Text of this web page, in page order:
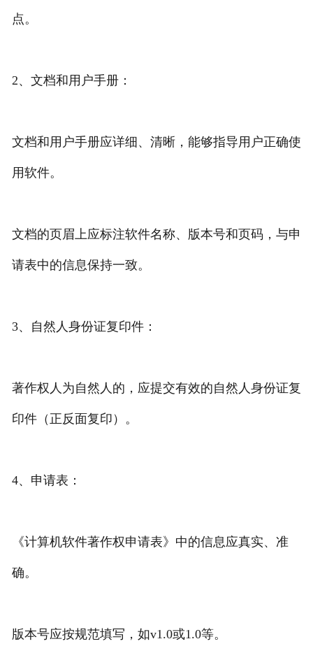
点。
2、文档和用户手册：
文档和用户手册应详细、清晰，能够指导用户正确使
用软件。
文档的页眉上应标注软件名称、版本号和页码，与申
请表中的信息保持一致。
3、自然人身份证复印件：
著作权人为自然人的，应提交有效的自然人身份证复
印件（正反面复印）。
4、申请表：
《计算机软件著作权申请表》中的信息应真实、准
确。
版本号应按规范填写，如v1.0或1.0等。